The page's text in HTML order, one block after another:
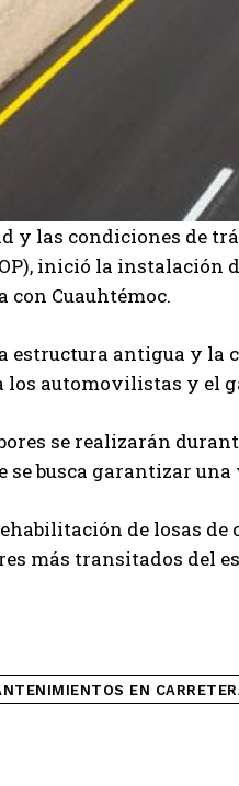
y las condiciones de
inició la
con Cuauhtémoc.
estructura antigua y la
automovilistas y el
se realizarán
se busca garantizar
de losas
más transitados del
EN